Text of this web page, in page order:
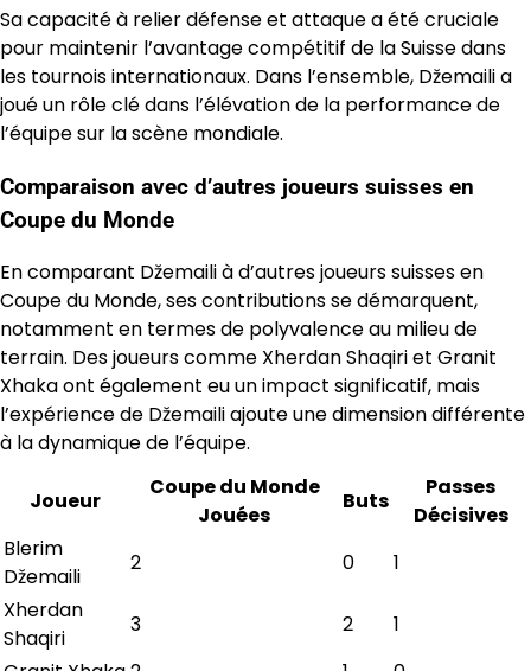
Sa capacité à relier défense et attaque a été cruciale
pour maintenir l’avantage compétitif de la Suisse dans
les tournois internationaux. Dans l’ensemble, Džemaili a
joué un rôle clé dans l’élévation de la performance de
l’équipe sur la scène mondiale.
Comparaison avec d’autres joueurs suisses en
Coupe du Monde
En comparant Džemaili à d’autres joueurs suisses en
Coupe du Monde, ses contributions se démarquent,
notamment en termes de polyvalence au milieu de
terrain. Des joueurs comme Xherdan Shaqiri et Granit
Xhaka ont également eu un impact significatif, mais
l’expérience de Džemaili ajoute une dimension différente
à la dynamique de l’équipe.
Joueur
Coupe du Monde
Jouées
Buts
Passes
Décisives
Blerim
Džemaili
2 0
1
Xherdan
Shaqiri
3 2
1